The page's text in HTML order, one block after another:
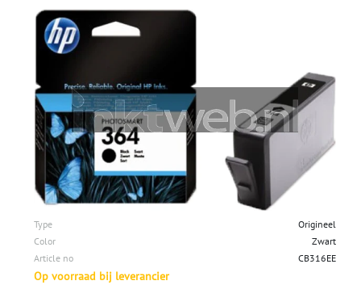
Type
Origineel
Color
Zwart
Article no
CB316EE
Op voorraad bij leverancier